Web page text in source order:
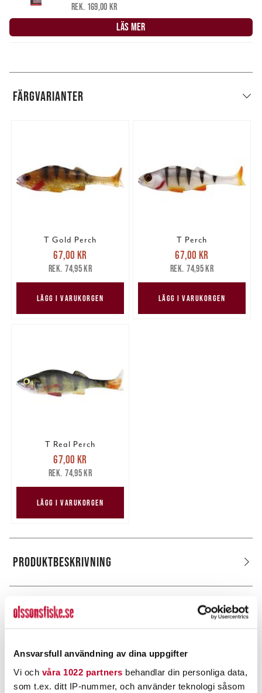
Ansvarsfull användning av dina uppgifter
Vi och våra 1022 partners behandlar din personliga data,
som t.ex. ditt IP-nummer, och använder teknologi såsom
Rek. 169,00 kr
LÄS MER
FÄRGVARIANTER
T Gold Perch
Nuvarande pris
67,00 krTidigare pris
74,95 kr
67,00 kr
74,95 kr
LÄGG I VARUKORGEN
T Perch
Nuvarande pris
67,00 krTidigare pris
74,95 kr
67,00 kr
74,95 kr
LÄGG I VARUKORGEN
T Real Perch
Nuvarande pris
67,00 krTidigare pris
74,95 kr
67,00 kr
74,95 kr
LÄGG I VARUKORGEN
PRODUKTBESKRIVNING